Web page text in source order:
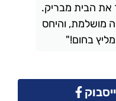
את הבית מבריק.
מושלמת, והיחס
בחום!"